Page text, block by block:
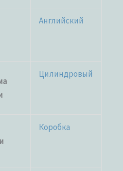
Английский
Цилиндровый
Коробка